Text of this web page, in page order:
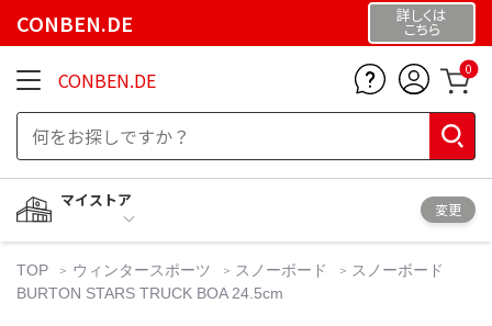
CONBEN.DE 詳しくは
こちら
CONBEN.DE 0
マイストア
変更
TOP ウィンタースポーツ スノーボード
スノーボード
BURTON STARS TRUCK BOA 24.5cm